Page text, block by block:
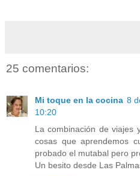
25 comentarios:
Mi toque en la cocina 8
10:20
La combinación de viajes
cosas que aprendemos
probado el mutabal pero
Un besito desde Las